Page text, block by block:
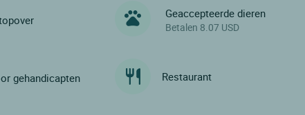
Geaccepteerde dieren
Betalen 8.07 USD
gehandicapten Restaurant